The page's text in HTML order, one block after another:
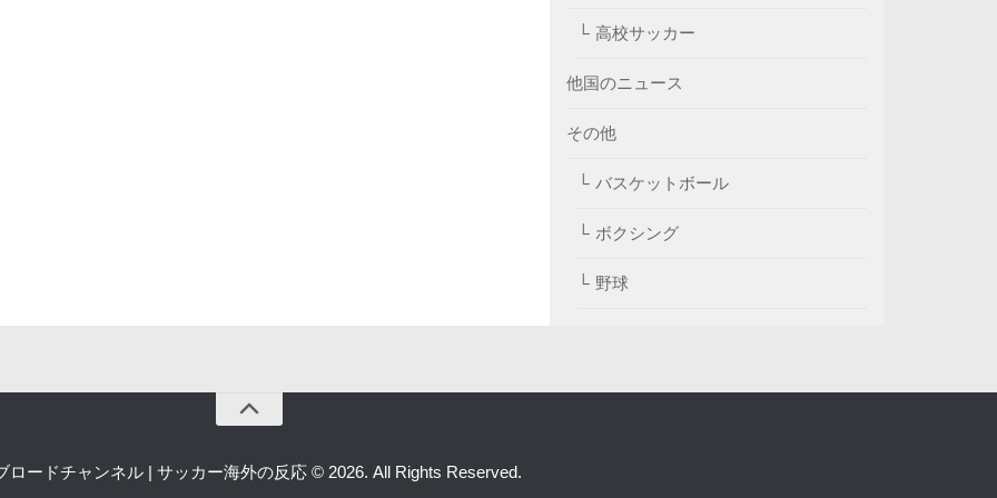
高校サッカー
他国のニュース
その他
バスケットボール
ボクシング
野球
ロードチャンネル | サッカー海外の反応 © 2026. All Rights Reserved.